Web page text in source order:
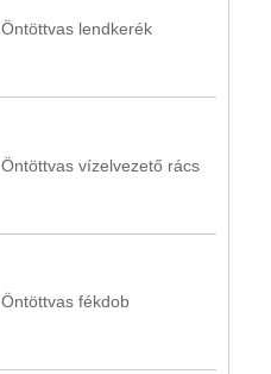
Öntöttvas lendkerék
Öntöttvas vízelvezető rács
Öntöttvas fékdob